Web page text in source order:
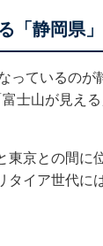
「静岡県」
っているの
士山が見える
京との間に
イア世代に